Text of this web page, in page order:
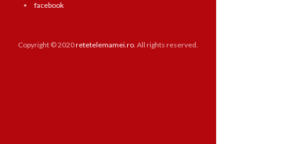
facebook
Copyright © 2020retetelemamei.ro. All rights reserved.